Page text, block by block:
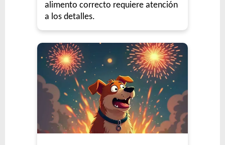
alimento correcto requiere atención
a los detalles.